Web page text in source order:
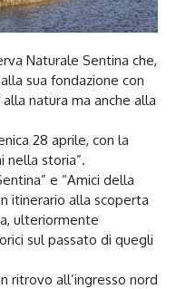
Naturale Sentina che,
sua fondazione con
natura ma anche alla
28 aprile, con la
nella storia”.
e “Amici della
itinerario alla scoperta
ulteriormente
sul passato di quegli
ritrovo all’ingresso nord